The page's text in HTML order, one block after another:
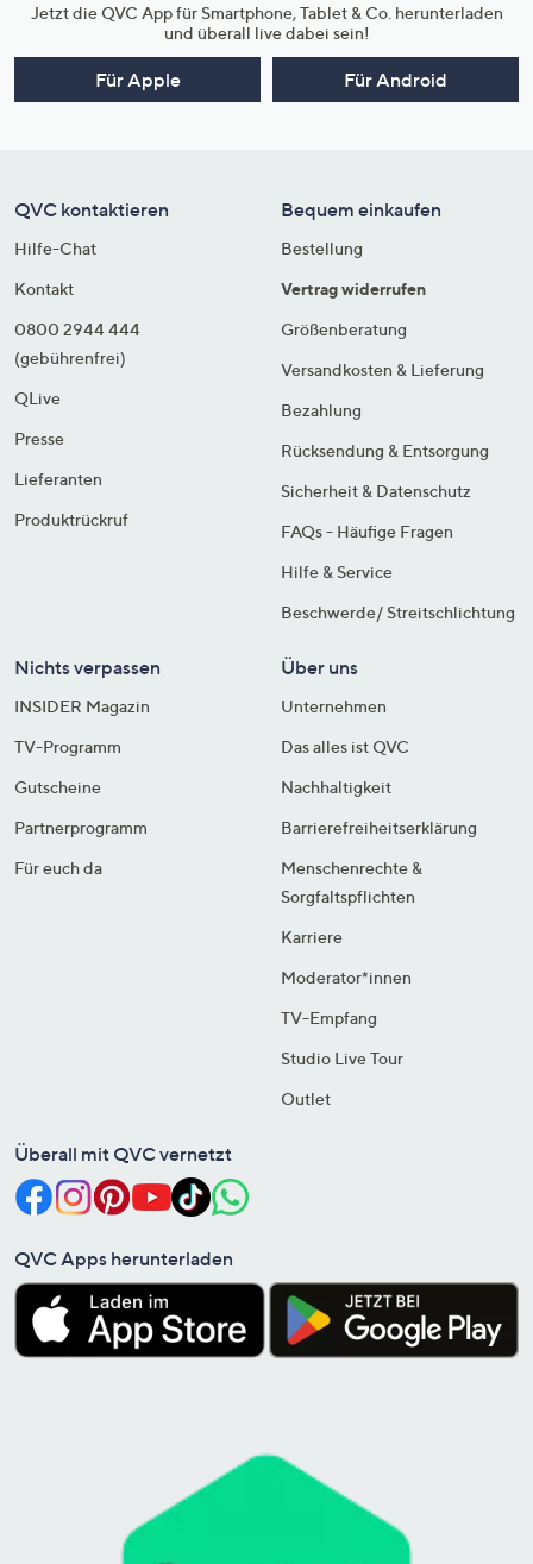
Jetzt die QVC App für Smartphone, Tablet & Co. herunterladen
und überall live dabei sein!
Für Apple Für Android
QVC kontaktieren
Hilfe-Chat
Kontakt
0800 2944 444
(gebührenfrei)
QLive
Presse
Lieferanten
Produktrückruf
Bequem einkaufen
Bestellung
Vertrag widerrufen
Größenberatung
Versandkosten & Lieferung
Bezahlung
Rücksendung & Entsorgung
Sicherheit & Datenschutz
FAQs - Häufige Fragen
Hilfe & Service
Beschwerde/ Streitschlichtung
Nichts verpassen
INSIDER Magazin
TV-Programm
Gutscheine
Partnerprogramm
Für euch da
Über uns
Unternehmen
Das alles ist QVC
Nachhaltigkeit
Barrierefreiheitserklärung
Menschenrechte &
Sorgfaltspflichten
Karriere
Moderator*innen
TV-Empfang
Studio Live Tour
Outlet
Überall mit QVC vernetzt
QVC Apps herunterladen